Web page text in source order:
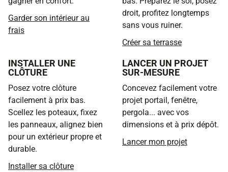
Garder son intérieur au
frais
droit, profitez longtemps
sans vous ruiner.
Créer sa terrasse
INSTALLER UNE
CLÔTURE
Posez votre clôture
facilement à prix bas.
Scellez les poteaux, fixez
les panneaux, alignez bien
pour un extérieur propre et
durable.
Installer sa clôture
LANCER UN PROJET
SUR-MESURE
Concevez facilement votre
projet portail, fenêtre,
pergola... avec vos
dimensions et à prix dépôt.
Lancer mon projet